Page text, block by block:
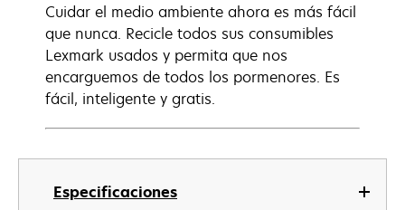
Especificaciones
Cuidar el medio ambiente ahora es más fácil
que nunca. Recicle todos sus consumibles
Lexmark usados y permita que nos
encarguemos de todos los pormenores. Es
fácil, inteligente y gratis.